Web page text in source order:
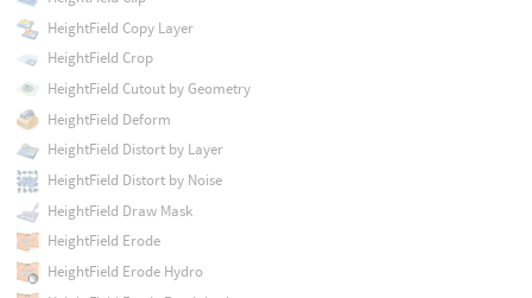
HeightField Copy Layer
HeightField Crop
HeightField Cutout by Geometry
HeightField Deform
HeightField Distort by Layer
HeightField Distort by Noise
HeightField Draw Mask
HeightField Erode
HeightField Erode Hydro